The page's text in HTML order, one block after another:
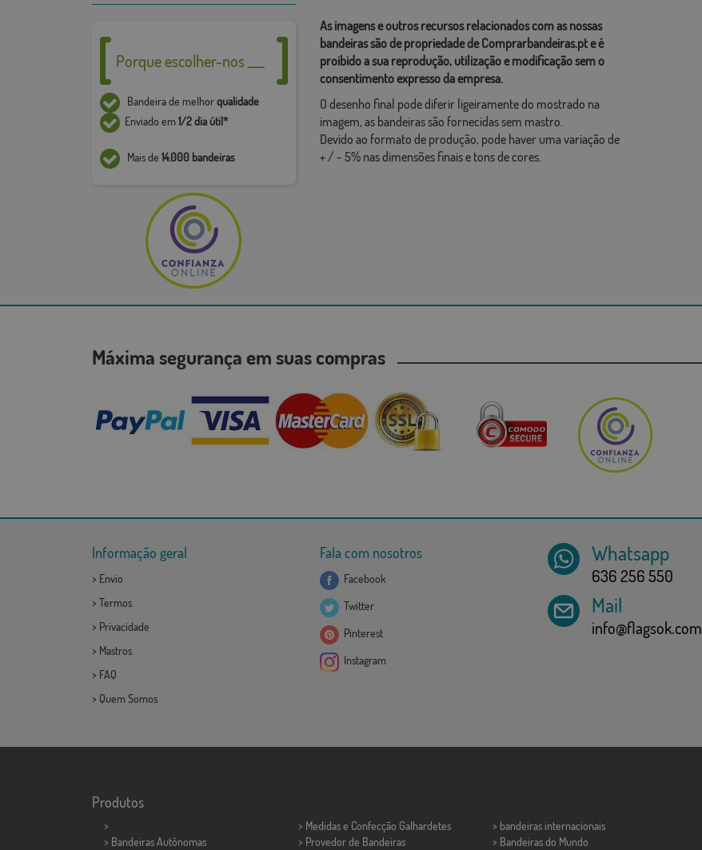
Porque escolher-nos ___
Bandeira de melhorqualidade
Enviado em1/2 dia útil*
Mais de 14.000 bandeiras
As imagens e outros recursos relacionados com as nossas
bandeiras são de propriedade de Comprarbandeiras.pt e é
proibido a sua reprodução, utilização e modificação sem o
consentimento expresso da empresa.
O desenho final pode diferir ligeiramente do mostrado na
imagem, as bandeiras são fornecidas sem mastro.
Devido ao formato de produção, pode haver uma variação de
+ / - 5% nas dimensões finais e tons de cores.
Máxima segurança em suas compras
Informação geral
> Envio
> Termos
> Privacidade
> Mastros
> FAQ
> Quem Somos
Fala com nosotros
Facebook
Twitter
Pinterest
Instagram
Whatsapp
636 256 550
Mail
info@flagsok.com
Produtos
>
> Bandeiras Autônomas
> Medidas e Confecção Galhardetes
> Provedor de Bandeiras
> bandeiras internacionais
> Bandeiras do Mundo